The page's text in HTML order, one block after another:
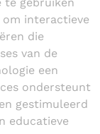
interactieve
die
van de
een
ondersteunt
gestimuleerd
educatieve